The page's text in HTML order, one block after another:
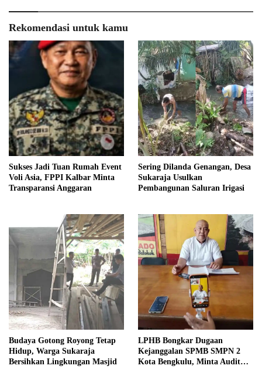
Rekomendasi untuk kamu
Sukses Jadi Tuan Rumah Event
Voli Asia, FPPI Kalbar Minta
Transparansi Anggaran
Sering Dilanda Genangan, Desa
Sukaraja Usulkan
Pembangunan Saluran Irigasi
Budaya Gotong Royong Tetap
Hidup, Warga Sukaraja
Bersihkan Lingkungan Masjid
LPHB Bongkar Dugaan
Kejanggalan SPMB SMPN 2
Kota Bengkulu, Minta Audit